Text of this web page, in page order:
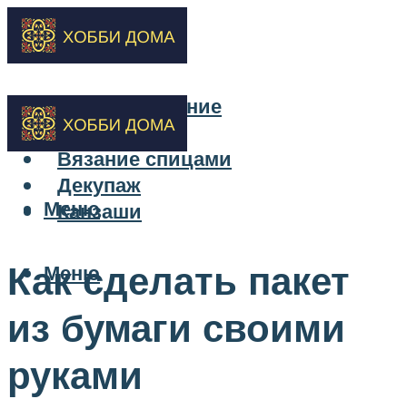
Бисероплетение
Вышивка
Вязание спицами
Декупаж
Канзаши
Меню
Меню
Как сделать пакет
из бумаги своими
руками